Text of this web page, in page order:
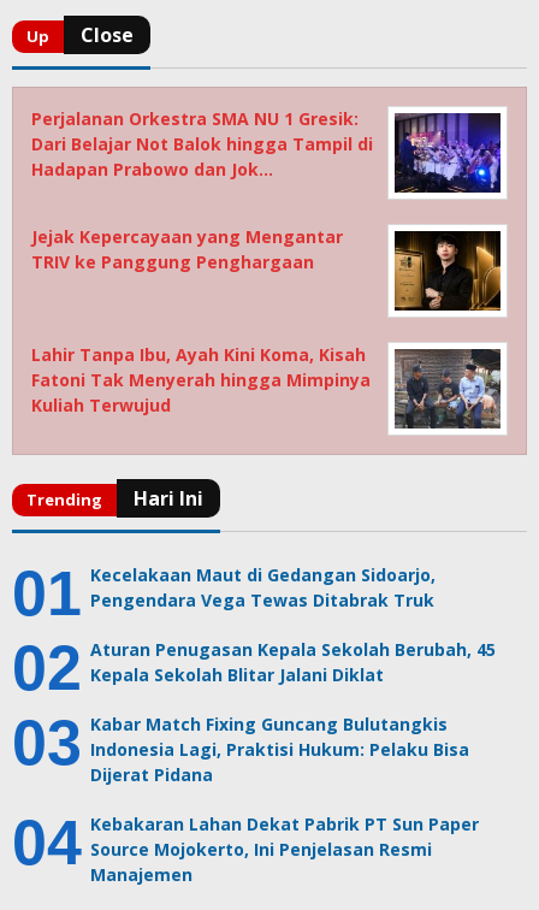
Perjalanan Orkestra SMA NU 1 Gresik:
Dari Belajar Not Balok hingga Tampil di
Hadapan Prabowo dan Jok…
Jejak Kepercayaan yang Mengantar
TRIV ke Panggung Penghargaan
Lahir Tanpa Ibu, Ayah Kini Koma, Kisah
Fatoni Tak Menyerah hingga Mimpinya
Kuliah Terwujud
Kecelakaan Maut di Gedangan Sidoarjo,
Pengendara Vega Tewas Ditabrak Truk
Aturan Penugasan Kepala Sekolah Berubah, 45
Kepala Sekolah Blitar Jalani Diklat
Kabar Match Fixing Guncang Bulutangkis
Indonesia Lagi, Praktisi Hukum: Pelaku Bisa
Dijerat Pidana
Kebakaran Lahan Dekat Pabrik PT Sun Paper
Source Mojokerto, Ini Penjelasan Resmi
Manajemen